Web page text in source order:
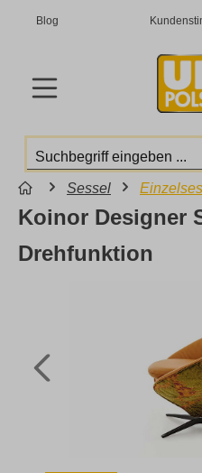
Blog
Sessel
Koinor Designer
Drehfunktion